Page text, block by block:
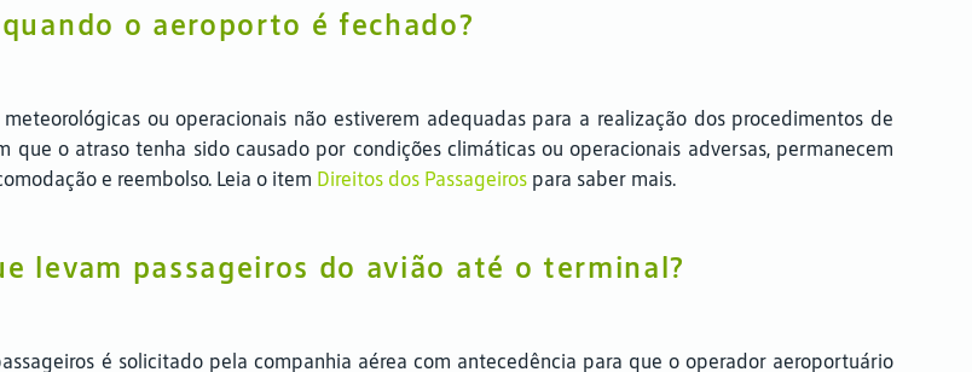
o aeroporto é fechado?
ou operacionais não estiverem adequadas para a realização dos procedimentos de
que o atraso tenha sido causado por condições climáticas ou operacionais adversas, permanecem
e reembolso. Leia o item Direitos dos Passageiros para saber mais.
levam passageiros do avião até o terminal?
é solicitado pela companhia aérea com antecedência para que o operador aeroportuário